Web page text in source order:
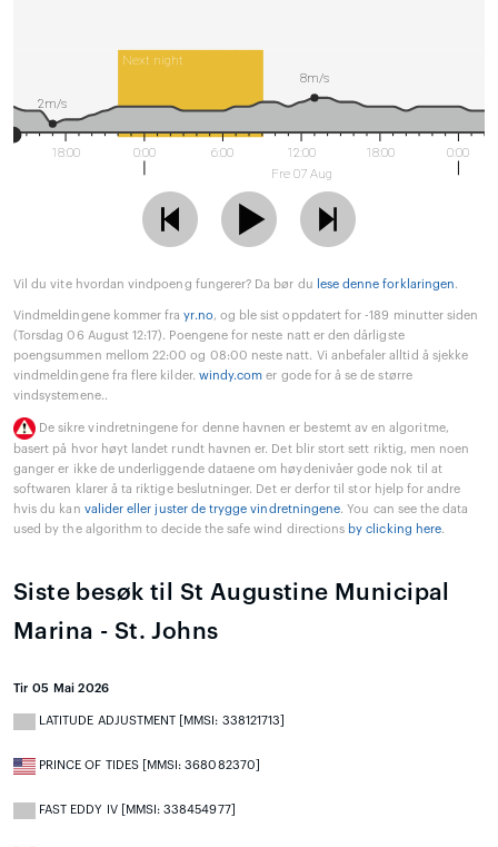
Next night
18:00 0:00 6:00
12:00
Fre 07 Aug
18:00 0:00
8m/s
2m/s
Vil du vite hvordan vindpoeng fungerer? Da bør du lese denne forklaringen.
Vindmeldingene kommer frayr.no, og ble sist oppdatert for -189 minutter siden
(Torsdag 06 August 12:17). Poengene for neste natt er den dårligste
poengsummen mellom 22:00 og 08:00 neste natt. Vi anbefaler alltid å sjekke
vindmeldingene fra flere kilder. windy.com er gode for å se de større
vindsystemene..
De sikre vindretningene for denne havnen er bestemt av en algoritme,
basert på hvor høyt landet rundt havnen er. Det blir stort sett riktig, men noen
ganger er ikke de underliggende dataene om høydenivåer gode nok til at
softwaren klarer å ta riktige beslutninger. Det er derfor til stor hjelp for andre
hvis du kan valider eller juster de trygge vindretningene. You can see the data
used by the algorithm to decide the safe wind directions by clicking here.
Siste besøk til St Augustine Municipal
Marina - St. Johns
Tir 05 Mai 2026
LATITUDE ADJUSTMENT [MMSI: 338121713]
PRINCE OF TIDES [MMSI: 368082370]
FAST EDDY IV [MMSI: 338454977]